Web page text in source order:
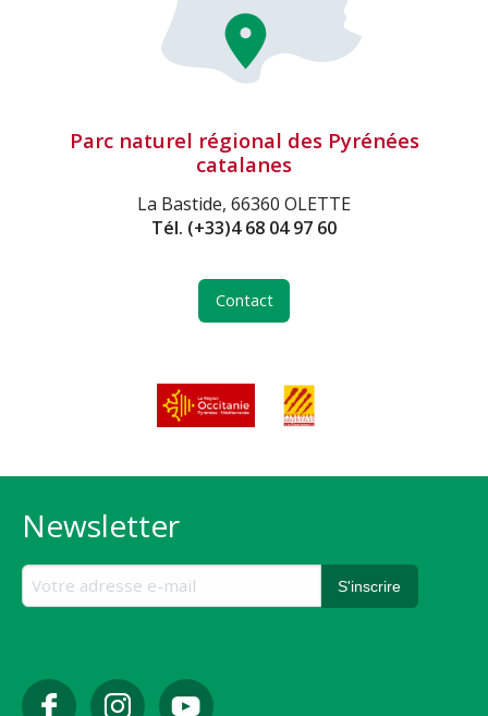
Parc naturel régional des Pyrénées
catalanes
La Bastide, 66360 OLETTE
Tél. (+33)4 68 04 97 60
Contact
Newsletter